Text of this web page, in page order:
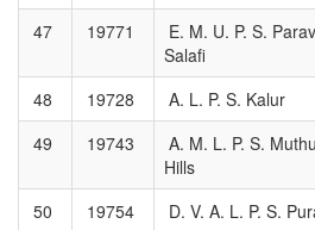
47
19771
E. M. U. P. S.
Salafi
48 19728 A. L. P. S. Kalur
49
19743
A. M. L. P. S.
Hills
50 19754 D. V. A. L. P. S.